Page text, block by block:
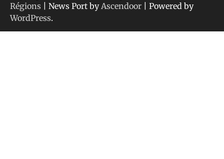
Régions | News Port byAscendoor | Powered by
WordPress.